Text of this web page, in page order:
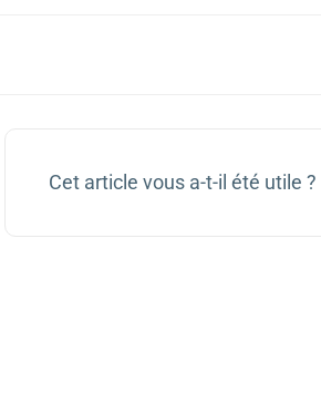
Cet article vous a-t-il été utile ?